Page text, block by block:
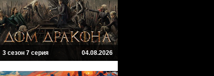
3 сезон 7 серия 04.08.2026